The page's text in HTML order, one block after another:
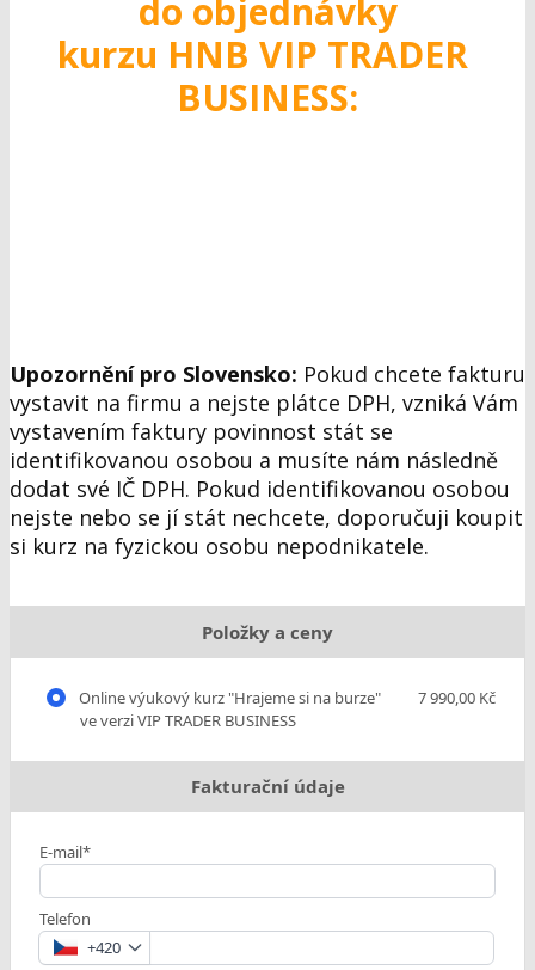
do objednávky
kurzu HNB VIP TRADER
BUSINESS:
Upozornění pro Slovensko: Pokud chcete fakturu
vystavit na firmu a nejste plátce DPH, vzniká Vám
vystavením faktury povinnost stát se
identifikovanou osobou a musíte nám následně
dodat své IČ DPH. Pokud identifikovanou osobou
nejste nebo se jí stát nechcete, doporučuji koupit
si kurz na fyzickou osobu nepodnikatele.
Položky a ceny
Online výukový kurz "Hrajeme si na burze"
ve verzi VIP TRADER BUSINESS
7 990,00 Kč
Fakturační údaje
E-mail*
Telefon
+420